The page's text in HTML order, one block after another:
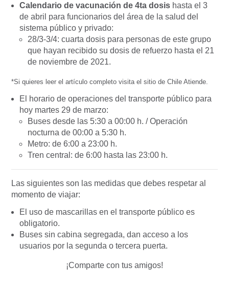
Calendario de vacunación de 4ta dosis hasta el 3
de abril para funcionarios del área de la salud del
sistema público y privado:
28/3-3/4: cuarta dosis para personas de este grupo
que hayan recibido su dosis de refuerzo hasta el 21
de noviembre de 2021.
*Si quieres leer el artículo completo visita el sitio de Chile Atiende.
El horario de operaciones del transporte público para
hoy martes 29 de marzo:
Buses desde las 5:30 a 00:00 h. / Operación
nocturna de 00:00 a 5:30 h.
Metro: de 6:00 a 23:00 h.
Tren central: de 6:00 hasta las 23:00 h.
Las siguientes son las medidas que debes respetar al
momento de viajar:
El uso de mascarillas en el transporte público es
obligatorio.
Buses sin cabina segregada, dan acceso a los
usuarios por la segunda o tercera puerta.
¡Comparte con tus amigos!